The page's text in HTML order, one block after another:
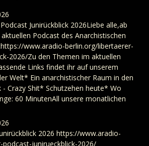
Junirückblick 2026Liebe alle,ab
Podcast des Anarchistischen
www.aradio-berlin.org/libertaerer-
2026/Zu den Themen im aktuellen
Links findet ihr auf unserem
Welt* Ein anarchistischer Raum in den
Crazy Shit* Schutzehen heute* Wo
60 MinutenAll unsere monatlichen
2026 https://www.aradio-
junirueckblick-2026/